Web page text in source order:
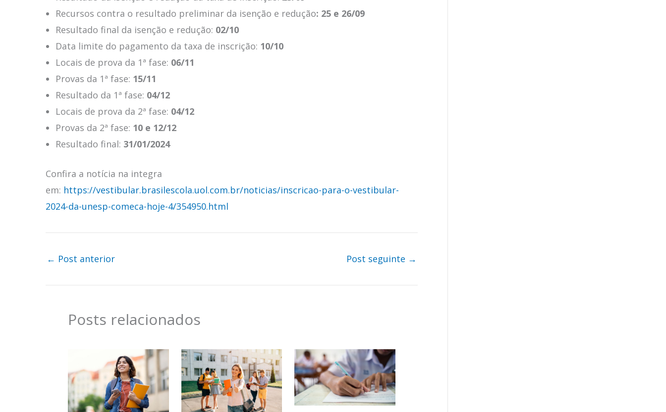
Recursos contra o resultado preliminar da isenção e redução: 25 e 26/09
Resultado final da isenção e redução: 02/10
Data limite do pagamento da taxa de inscrição: 10/10
Locais de prova da 1ª fase: 06/11
Provas da 1ª fase: 15/11
Resultado da 1ª fase: 04/12
Locais de prova da 2ª fase: 04/12
Provas da 2ª fase: 10 e 12/12
Resultado final: 31/01/2024
Confira a notícia na integra
em: https://vestibular.brasilescola.uol.com.br/noticias/inscricao-para-o-vestibular-
2024-da-unesp-comeca-hoje-4/354950.html
← Post anterior Post seguinte →
Posts relacionados